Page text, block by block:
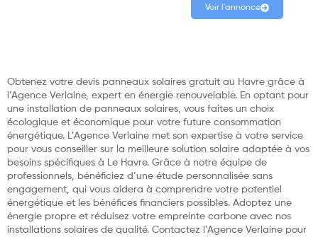
Voir l'annonce
Obtenez votre devis panneaux solaires gratuit au Havre grâce à
l’Agence Verlaine, expert en énergie renouvelable. En optant pour
une installation de panneaux solaires, vous faites un choix
écologique et économique pour votre future consommation
énergétique. L’Agence Verlaine met son expertise à votre service
pour vous conseiller sur la meilleure solution solaire adaptée à vos
besoins spécifiques à Le Havre. Grâce à notre équipe de
professionnels, bénéficiez d’une étude personnalisée sans
engagement, qui vous aidera à comprendre votre potentiel
énergétique et les bénéfices financiers possibles. Adoptez une
énergie propre et réduisez votre empreinte carbone avec nos
installations solaires de qualité. Contactez l’Agence Verlaine pour